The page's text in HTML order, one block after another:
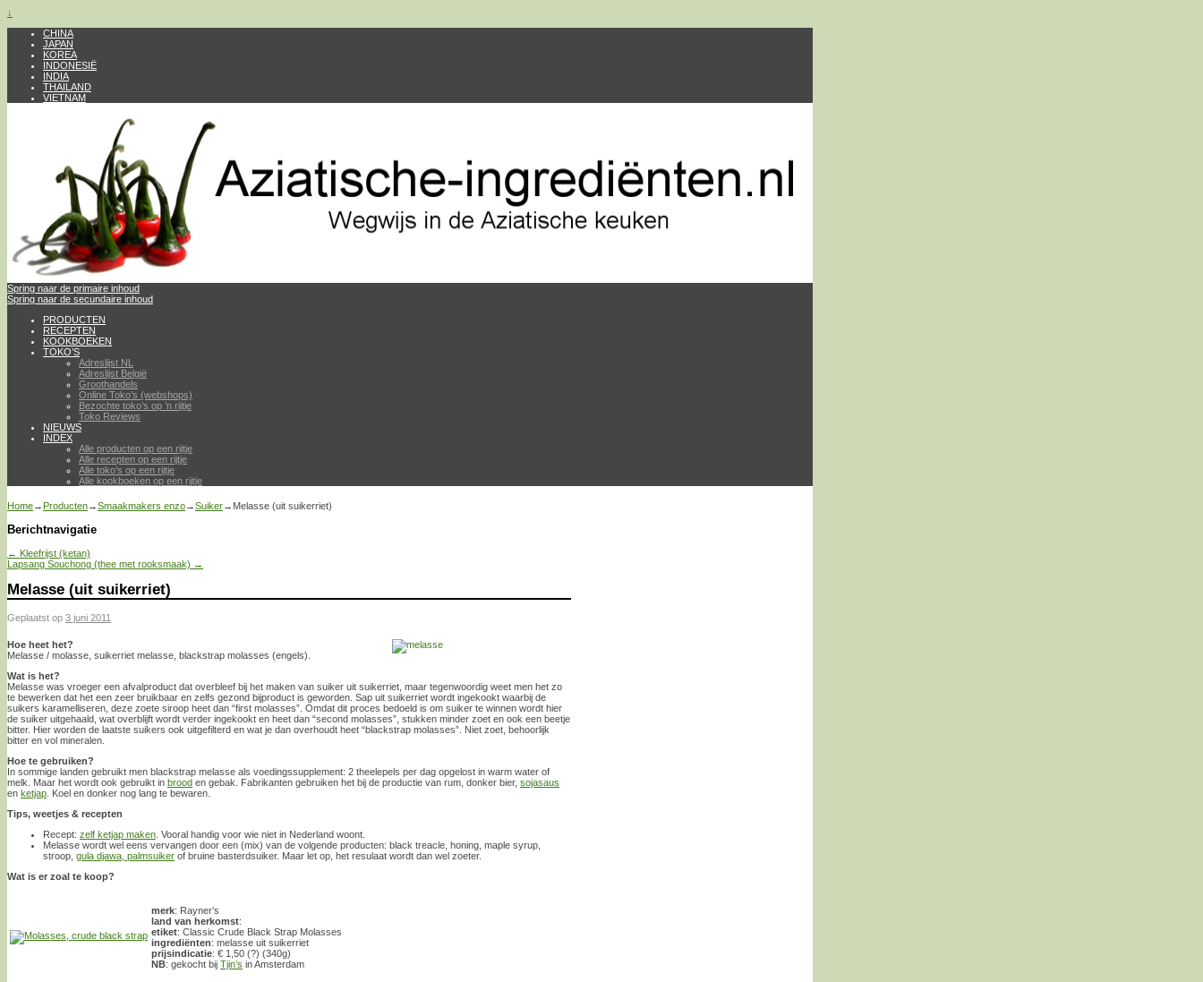
↓
CHINA
JAPAN
KOREA
INDONESIË
INDIA
THAILAND
VIETNAM
Spring naar de primaire inhoud
Spring naar de secundaire inhoud
PRODUCTEN
RECEPTEN
KOOKBOEKEN
TOKO’S
Adreslijst NL
Adreslijst België
Groothandels
Online Toko’s (webshops)
Bezochte toko’s op ’n rijtje
Toko Reviews
NIEUWS
INDEX
Alle producten op een rijtje
Alle recepten op een rijtje
Alle toko’s op een rijtje
Alle kookboeken op een rijtje
Home→ Producten→Smaakmakers enzo→Suiker→ Melasse (uit suikerriet)
Berichtnavigatie
← Kleefrijst (ketan)
Lapsang Souchong (thee met rooksmaak) →
Melasse (uit suikerriet)
Geplaatst op 3 juni 2011
Hoe heet het?
Melasse / molasse, suikerriet melasse, blackstrap molasses (engels).
Wat is het?
Melasse was vroeger een afvalproduct dat overbleef bij het maken van suiker uit suikerriet, maar tegenwoordig weet men het zo
te bewerken dat het een zeer bruikbaar en zelfs gezond bijproduct is geworden. Sap uit suikerriet wordt ingekookt waarbij de
suikers karamelliseren, deze zoete siroop heet dan “first molasses”. Omdat dit proces bedoeld is om suiker te winnen wordt hier
de suiker uitgehaald, wat overblijft wordt verder ingekookt en heet dan “second molasses”, stukken minder zoet en ook een beetje
bitter. Hier worden de laatste suikers ook uitgefilterd en wat je dan overhoudt heet “blackstrap molasses”. Niet zoet, behoorlijk
bitter en vol mineralen.
Hoe te gebruiken?
In sommige landen gebruikt men blackstrap melasse als voedingssupplement: 2 theelepels per dag opgelost in warm water of
melk. Maar het wordt ook gebruikt in brood en gebak. Fabrikanten gebruiken het bij de productie van rum, donker bier, sojasaus
en ketjap . Koel en donker nog lang te bewaren.
Tips, weetjes & recepten
Recept: zelf ketjap maken . Vooral handig voor wie niet in Nederland woont.
Melasse wordt wel eens vervangen door een (mix) van de volgende producten: black treacle, honing, maple syrup,
stroop, gula djawa, palmsuiker of bruine basterdsuiker. Maar let op, het resulaat wordt dan wel zoeter.
Wat is er zoal te koop?
merk: Rayner’s
land van herkomst:
etiket: Classic Crude Black Strap Molasses
ingrediënten: melasse uit suikerriet
prijsindicatie: € 1,50 (?) (340g)
NB: gekocht bij Tjin’s in Amsterdam